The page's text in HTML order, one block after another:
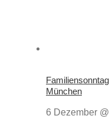
München
6 Dezember